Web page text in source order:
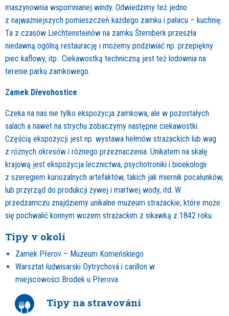
maszynownia wspomnianej windy. Odwiedzimy też jedno
z najważniejszych pomieszczeń każdego zamku i pałacu – kuchnię.
Ta z czasów Liechtensteinów na zamku Šternberk przeszła
niedawną ogólną restaurację i możemy podziwiać np. przepiękny
piec kaflowy, itp.. Ciekawostką techniczną jest też lodownia na
terenie parku zamkowego.
Zamek Dřevohostice
Czeka na nas nie tylko ekspozycja zamkowa, ale w pozostałych
salach a nawet na strychu zobaczymy następne ciekawostki.
Częścią ekspozycji jest np. wystawa hełmów strażackich lub wag
z różnych okresów i różnego przeznaczenia. Unikatem na skalę
krajową jest ekspozycja lecznictwa, psychotroniki i bioekologii
z szeregiem kuriozalnych artefaktów, takich jak miernik pocałunków,
lub przyrząd do produkcji żywej i martwej wody, itd. W
przedzamczu znajdziemy unikalne muzeum strażackie, które może
się pochwalić konnym wozem strażackim z sikawką z 1842 roku.
Tipy v okolí
Zamek Přerov – Muzeum Komeńskiego
Warsztat ludwisarski Dytrychová i carillon w
miejscowości Brodek u Přerova
Tipy na stravování